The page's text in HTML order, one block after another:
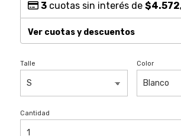
3cuotas sin interés de
Ver cuotas y descuentos
Talle Color
Cantidad